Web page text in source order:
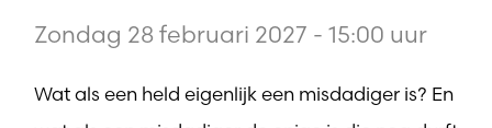
Zondag 28 februari 2027 - 15:00 uur
Wat als een held eigenlijk een misdadiger is? En